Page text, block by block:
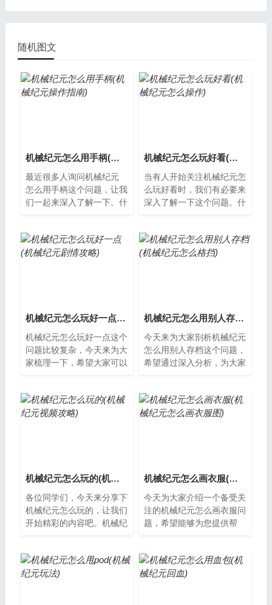
随机图文
机械纪元怎么用手柄(机械纪元操作指南)
最近很多人询问机械纪元
怎么用手柄这个问题，让我
们一起来深入了解一下。什
始的时代，...
机械纪元怎么玩好看(机械纪元怎么操作)
当有人开始关注机械纪元怎
么玩好看时，我们有必要来
深入了解一下这个问题。什
牌类手机游...
机械纪元怎么玩好一点(机械纪元剧情攻略)
机械纪元怎么玩好一点这个
问题比较复杂，今天来为大
家梳理一下，希望大家可以
元》是一款以...
机械纪元怎么用别人存档(机械纪元怎么格挡)
今天来为大家剖析机械纪元
怎么用别人存档这个问题，
希望通过深入分析，为大家
存游戏，其...
机械纪元怎么玩的(机械纪元视频攻略)
各位同学们，今天来分享下
机械纪元怎么玩的，让我们
开始精彩的内容吧。机械纪
略游戏，玩...
机械纪元怎么画衣服(机械纪元怎么画衣服图)
今天为大家介绍一个备受关
注的机械纪元怎么画衣服问
题，希望能够为您提供帮
纪元？机械纪...